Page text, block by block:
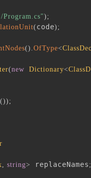
) ;
( code) ;
() .OfType<
(new Dictionary<
()) ;
, string> replaceNames ;